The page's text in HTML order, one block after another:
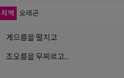
지역 오레곤
게으름을 떨치고
조오름을 무찌르고...